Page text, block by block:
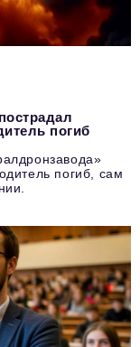
погиб
погиб, сам